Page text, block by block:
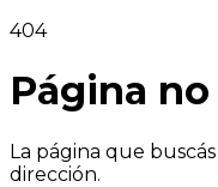
404
Página
La página que
dirección.